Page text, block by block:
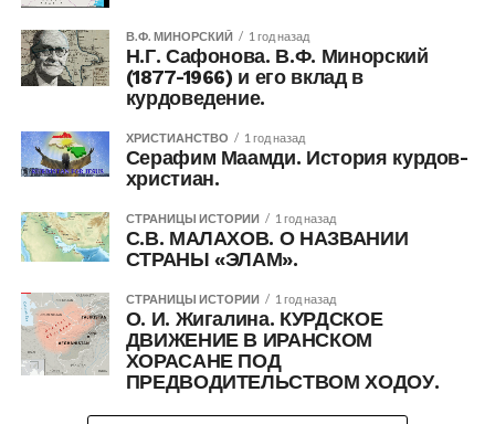
В.Ф. МИНОРСКИЙ 1 год назад
Н.Г. Сафонова. В.Ф. Минорский
(1877-1966) и его вклад в
курдоведение.
ХРИСТИАНСТВО 1 год назад
Серафим Маамди. История курдов-
христиан.
СТРАНИЦЫ ИСТОРИИ 1 год назад
С.В. МАЛАХОВ. О НАЗВАНИИ
СТРАНЫ «ЭЛАМ».
СТРАНИЦЫ ИСТОРИИ 1 год назад
О. И. Жигалина. КУРДСКОЕ
ДВИЖЕНИЕ В ИРАНСКОМ
ХОРАСАНЕ ПОД
ПРЕДВОДИТЕЛЬСТВОМ ХОДОУ.